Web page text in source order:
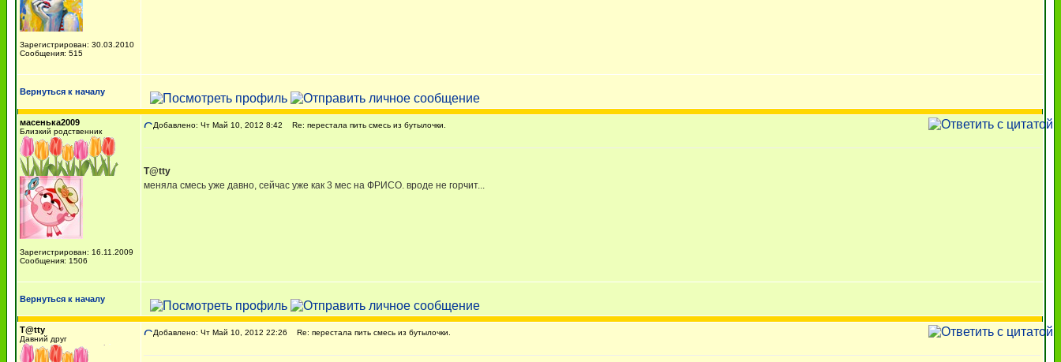
Зарегистрирован: 30.03.2010
Сообщения: 515
Вернуться к началу
масенька2009
Близкий родственник
Зарегистрирован: 16.11.2009
Сообщения: 1506
Добавлено: Чт Май 10, 2012 8:42 Re: перестала пить смесь из бутылочки.
T@tty
меняла смесь уже давно, сейчас уже как 3 мес на ФРИСО. вроде не горчит...
Вернуться к началу
T@tty
Давний друг
Добавлено: Чт Май 10, 2012 22:26 Re: перестала пить смесь из бутылочки.